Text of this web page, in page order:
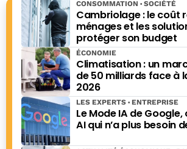
tour de Economie Matin, version papier.
économique surSud Radiode 2016 à
présenté le « Mag de l’Eco » surRTLde
« Questions au saut du lit » toujours
septembre 2021. Jean-Baptiste Giraud est également
l'auteur de nombreux ouvrages, dont «
avant l’Apocalypse », paru chez Ring en
"Les grands esprits ont toujours tort",
rayures ont-elles des zèbres",
des cerfs", "Histoires bêtes" (Editions
Cambriolage : le coût
ménages et les
protéger son budget
CONSOMMATION SOCIÉTÉ
Climatisation : un
de 50 milliards face à
2026
ÉCONOMIE
Le Mode IA de
AI qui n’a plus besoin
LES EXPERTS ENTREPRISE